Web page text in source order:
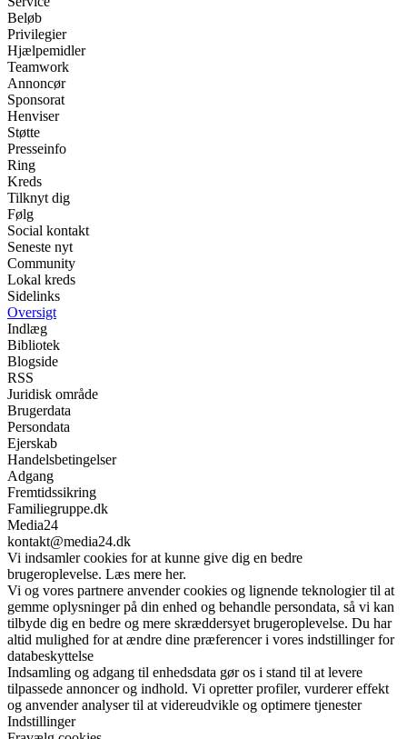
Beløb
Privilegier
Hjælpemidler
Teamwork
Annoncør
Sponsorat
Henviser
Støtte
Presseinfo
Ring
Kreds
Tilknyt dig
Følg
Social kontakt
Seneste nyt
Community
Lokal kreds
Sidelinks
Oversigt
Indlæg
Bibliotek
Blogside
RSS
Juridisk område
Brugerdata
Persondata
Ejerskab
Handelsbetingelser
Adgang
Fremtidssikring
Familiegruppe.dk
Media24
kontakt@media24.dk
Vi indsamler cookies for at kunne give dig en bedre
brugeroplevelse. Læs mere her.
Vi og vores partnere anvender cookies og lignende teknologier til at
gemme oplysninger på din enhed og behandle persondata, så vi kan
tilbyde dig en bedre og mere skræddersyet brugeroplevelse. Du har
altid mulighed for at ændre dine præferencer i vores indstillinger for
databeskyttelse
Indsamling og adgang til enhedsdata gør os i stand til at levere
tilpassede annoncer og indhold. Vi opretter profiler, vurderer effekt
og anvender analyser til at videreudvikle og optimere tjenester
Indstillinger